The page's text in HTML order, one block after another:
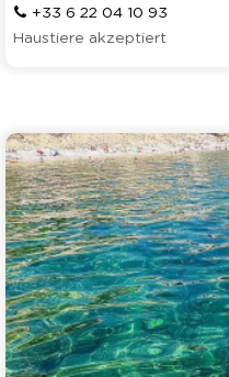
+33 6 22 04 10 93
Haustiere akzeptiert